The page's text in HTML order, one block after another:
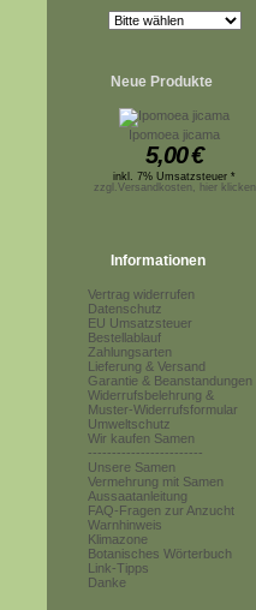
Neue Produkte
Ipomoea jicama
5,00€
inkl. 7% Umsatzsteuer *
zzgl.Versandkosten, hier klicken
Informationen
Vertrag widerrufen
Datenschutz
EU Umsatzsteuer
Bestellablauf
Zahlungsarten
Lieferung & Versand
Garantie & Beanstandungen
Widerrufsbelehrung &
Muster-Widerrufsformular
Umweltschutz
Wir kaufen Samen
------------------------
Unsere Samen
Vermehrung mit Samen
Aussaatanleitung
FAQ-Fragen zur Anzucht
Warnhinweis
Klimazone
Botanisches Wörterbuch
Link-Tipps
Danke